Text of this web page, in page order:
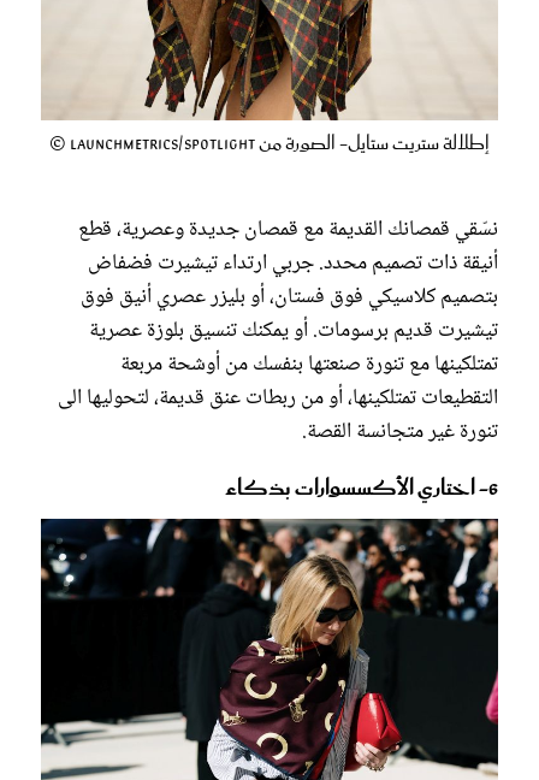
إطلالة ستريت ستايل- الصورة من Launchmetrics/Spotlight ©
نسّقي قمصانك القديمة مع قمصان جديدة وعصرية، قطع
أنيقة ذات تصميم محدد. جربي ارتداء تيشيرت فضفاض
بتصميم كلاسيكي فوق فستان، أو بليزر عصري أنيق فوق
تيشيرت قديم برسومات. أو يمكنك تنسيق بلوزة عصرية
تمتلكينها مع تنورة صنعتها بنفسك من أوشحة مربعة
التقطيعات تمتلكينها، أو من ربطات عنق قديمة، لتحوليها الى
تنورة غير متجانسة القصة.
6- اختاري الأكسسوارات بذكاء